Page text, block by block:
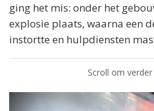
ging het mis: onder het
explosie plaats, waarna een
instortte en hulpdiensten
Scroll om